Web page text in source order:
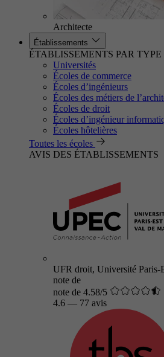
Architecte
Établissements
ÉTABLISSEMENTS PAR TYPE
Universités
Écoles de commerce
Écoles d’ingénieurs
Écoles des métiers de
Écoles de droit
Écoles d’ingénieur
Écoles hôtelières
Toutes les écoles
AVIS DES ÉTABLISSEMENTS
UFR droit, Université Paris-
note de
note de 4.58/5
4.6 — 77 avis